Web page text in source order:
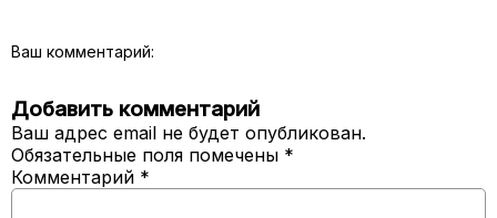
Ваш комментарий:
Добавить комментарий
Ваш адрес email не будет опубликован.
Обязательные поля помечены *
Комментарий *